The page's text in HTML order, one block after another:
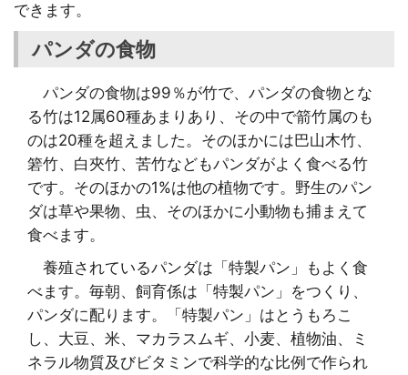
できます。
パンダの食物
パンダの食物は99％が竹で、パンダの食物とな
る竹は12属60種あまりあり、その中で箭竹属のも
のは20種を超えました。そのほかには巴山木竹、
箬竹、白夾竹、苦竹などもパンダがよく食べる竹
です。そのほかの1%は他の植物です。野生のパン
ダは草や果物、虫、そのほかに小動物も捕まえて
食べます。
養殖されているパンダは「特製パン」もよく食
べます。毎朝、飼育係は「特製パン」をつくり、
パンダに配ります。「特製パン」はとうもろこ
し、大豆、米、マカラスムギ、小麦、植物油、ミ
ネラル物質及びビタミンで科学的な比例で作られ